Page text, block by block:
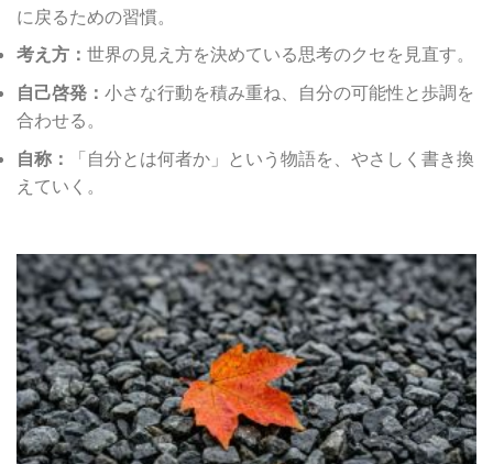
に戻るための習慣。
考え方： 世界の見え方を決めている思考のクセを見直す。
自己啓発： 小さな行動を積み重ね、自分の可能性と歩調を
合わせる。
自称：
「自分とは何者か」という物語を、やさしく書き換
えていく。